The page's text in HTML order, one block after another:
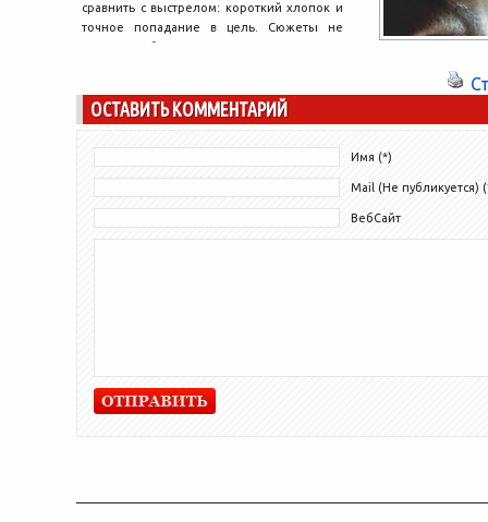
сравнить с выстрелом: короткий хлопок и
точное попадание в цель. Сюжеты не
новы, но и банальными...
ОСТАВИТЬ КОММЕНТАРИЙ
Имя (*)
Mail (Не публикуется)
ВебСайт